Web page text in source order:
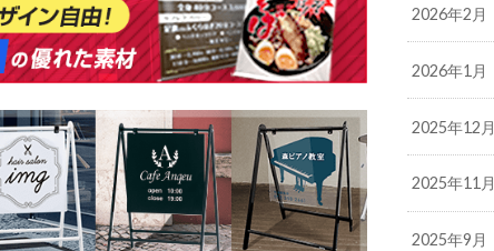
2026年2月
2026年1月
2025年12月
2025年11月
2025年9月